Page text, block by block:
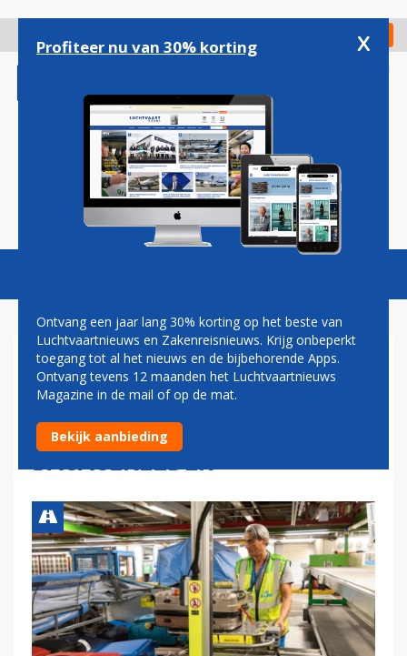
gaan
Check in
Magazine Podcasts Vacatures
SCHIPHOL LOOPT ACHTER
MET INSTALLATIE VAN
TILHULPEN IN
BAGAGEKELDER
Profiteer nu van 30% korting x
Ontvang een jaar lang 30% korting op het beste van
Luchtvaartnieuws en Zakenreisnieuws. Krijg onbeperkt
toegang tot al het nieuws en de bijbehorende Apps.
Ontvang tevens 12 maanden het Luchtvaartnieuws
Magazine in de mail of op de mat.
Bekijk aanbieding